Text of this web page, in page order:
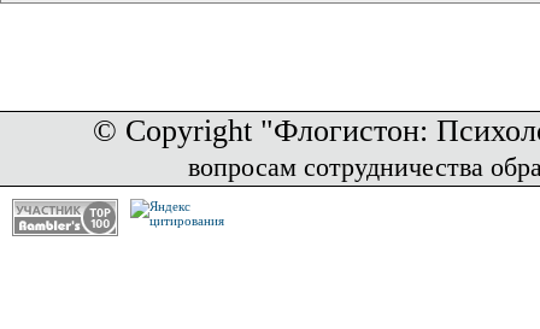
© Copyright "Флогистон:
вопросам сотрудничества